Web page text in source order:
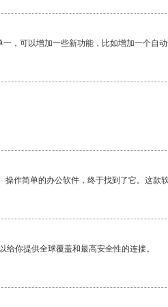
，可以增加一些新功能，比如增加一个自
操作简单的办公软件，终于找到了它。这
给你提供全球覆盖和最高安全性的连接。